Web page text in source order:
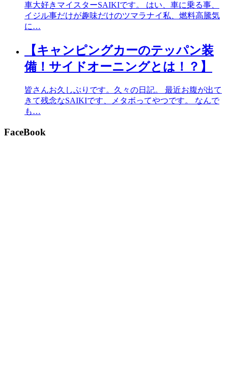
車大好きマイスターSAIKIです。 はい、車に乗る事、
イジル事だけが趣味だけのツマラナイ私、燃料高騰気
に…
【キャンピングカーのテッパン装
備！サイドオーニングとは！？】
皆さんお久しぶりです。久々の日記。 最近お腹が出て
きて残念なSAIKIです、メタボってやつです。 なんで
も…
FaceBook